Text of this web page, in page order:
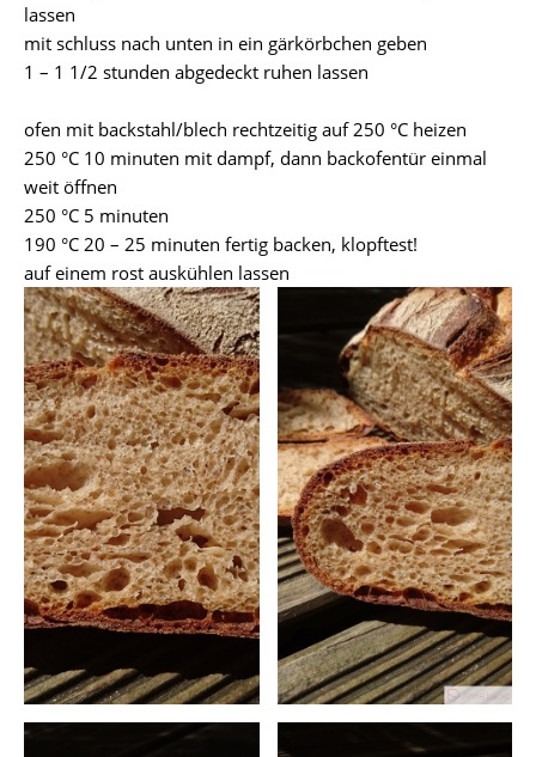
lassen
mit schluss nach unten in ein gärkörbchen geben
1 – 1 1/2 stunden abgedeckt ruhen lassen
ofen mit backstahl/blech rechtzeitig auf 250 °C heizen
250 °C 10 minuten mit dampf, dann backofentür einmal
weit öffnen
250 °C 5 minuten
190 °C 20 – 25 minuten fertig backen, klopftest!
auf einem rost auskühlen lassen